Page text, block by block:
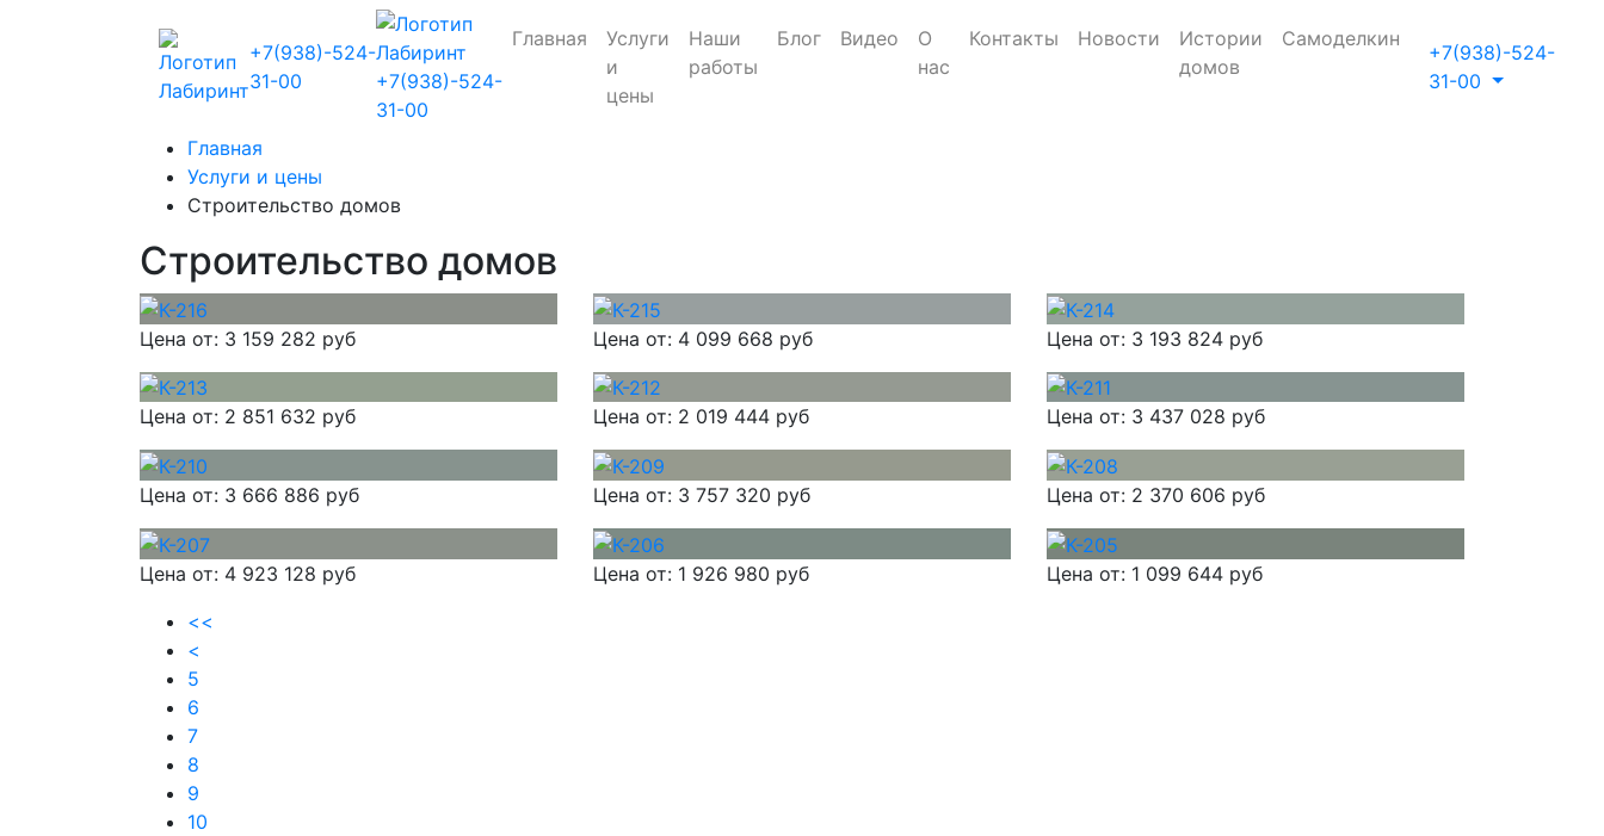
+7(938)-524-
31-00
+7(938)-524-
31-00
Главная
Услуги
и
цены
Наши
работы
Блог Видео
О
нас
Контакты Новости
Истории
домов
Самоделкин
+7(938)-524-
31-00
Главная
Услуги и цены
Строительство домов
Строительство домов
Цена от: 3 159 282 руб Цена от: 4 099 668 руб Цена от: 3 193 824 руб
Цена от: 2 851 632 руб Цена от: 2 019 444 руб Цена от: 3 437 028 руб
Цена от: 3 666 886 руб Цена от: 3 757 320 руб Цена от: 2 370 606 руб
Цена от: 4 923 128 руб Цена от: 1 926 980 руб Цена от: 1 099 644 руб
<<
<
5
6
7
8
9
10